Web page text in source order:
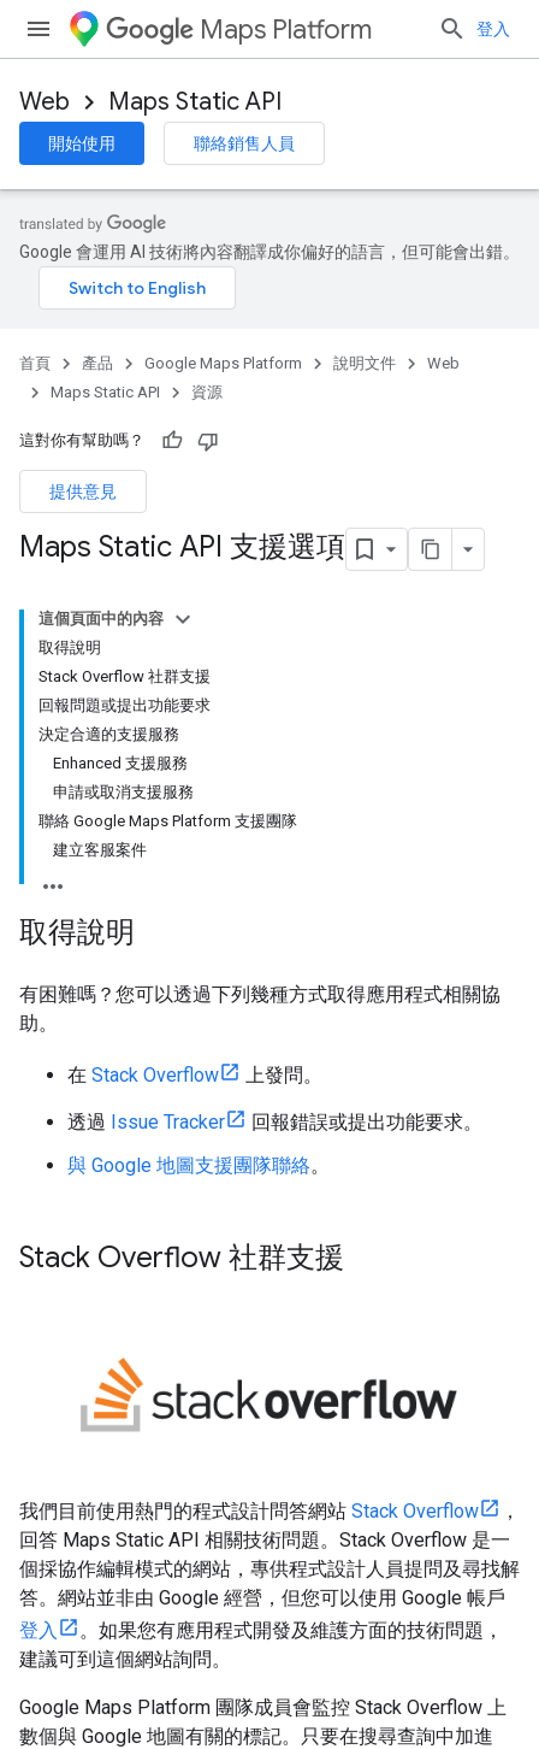
Maps Platform 登入
Web Maps Static API
開始使用 聯絡銷售人員
Google 會運用 AI 技術將內容翻譯成你偏好的語言，但可能會出錯。
首頁 產品 Google Maps Platform 說明文件
Web
Maps Static API
資源
這對你有幫助嗎？
提供意見
Maps Static API 支援選項
這個頁面中的內容
取得說明
Stack Overflow 社群支援
回報問題或提出功能要求
決定合適的支援服務
Enhanced 支援服務
申請或取消支援服務
聯絡 Google Maps Platform 支援團隊
建立客服案件
取得說明
有困難嗎？您可以透過下列幾種方式取得應用程式相關協
助。
在 Stack Overflow 上發問。
透過 Issue Tracker
回報錯誤或提出功能要求。
與 Google 地圖支援團隊聯絡。
Stack Overflow 社群支援
我們目前使用熱門的程式設計問答網站 Stack Overflow
，
回答 Maps Static API 相關技術問題。Stack Overflow 是一
個採協作編輯模式的網站，專供程式設計人員提問及尋找解
答。網站並非由 Google 經營，但您可以使用 Google 帳戶
登入
。如果您有應用程式開發及維護方面的技術問題，
建議可到這個網站詢問。
Google Maps Platform 團隊成員會監控 Stack Overflow 上
數個與 Google 地圖有關的標記。只要在搜尋查詢中加進